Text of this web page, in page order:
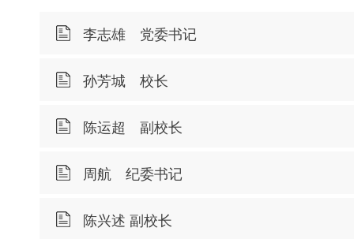
李志雄 党委书记
孙芳城 校长
陈运超 副校长
周航 纪委书记
陈兴述 副校长